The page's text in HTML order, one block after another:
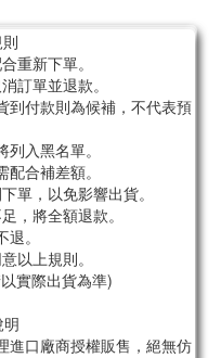
重新下單。
訂單並退款。
到付款則為候補，不代表預
入黑名單。
合補差額。
單，以免影響出貨。
，將全額退款。
。
以上規則。
實際出貨為準)
進口廠商授權販售，絕無仿